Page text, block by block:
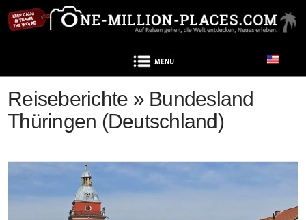
Reiseberichte » Bundesland
Thüringen (Deutschland)